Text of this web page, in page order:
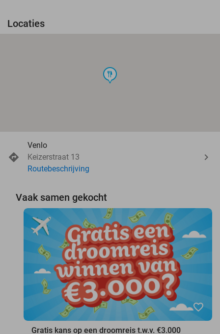
Locaties
food
Venlo
Keizerstraat 13
Routebeschrijving
Vaak samen gekocht
favorite_border
Gratis kans op een droomreis t.w.v. €3.000